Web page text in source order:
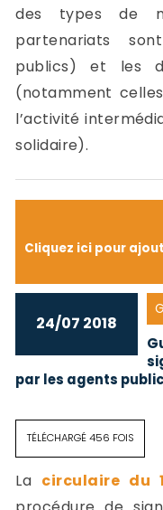
des types de
partenariats
publics) et les
(notamment
l’activité
solidaire).
Cliquez ici pour
24/07 2018
par les agents
TÉLÉCHARGÉ 456 FOIS
La circulaire du